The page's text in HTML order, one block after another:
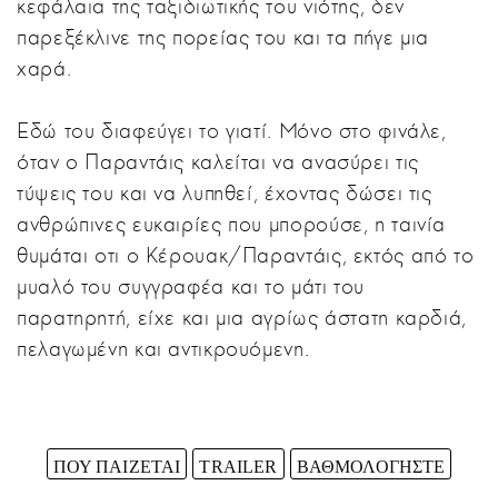
κεφάλαια της ταξιδιωτικής του νιότης, δεν
παρεξέκλινε της πορείας του και τα πήγε μια
χαρά.
Εδώ του διαφεύγει το γιατί. Μόνο στο φινάλε,
όταν ο Παραντάις καλείται να ανασύρει τις
τύψεις του και να λυπηθεί, έχοντας δώσει τις
ανθρώπινες ευκαιρίες που μπορούσε, η ταινία
θυμάται οτι ο Κέρουακ/Παραντάις, εκτός από το
μυαλό του συγγραφέα και το μάτι του
παρατηρητή, είχε και μια αγρίως άστατη καρδιά,
πελαγωμένη και αντικρουόμενη.
ΠΟΥ ΠΑΙΖΕΤΑΙ TRAILER ΒΑΘΜΟΛΟΓΗΣΤΕ